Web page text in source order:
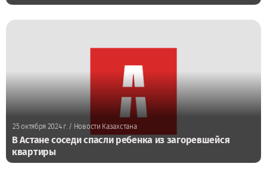
25 октября 2024 г./ Новости Казахстана
В Астане соседи спасли ребенка из загоревшейся
квартиры